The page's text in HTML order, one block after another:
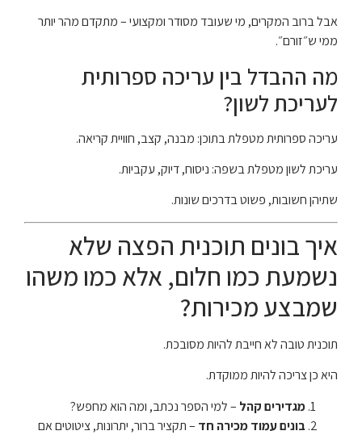
אבל ברוב המקרים, מי שעובד מסודר ומקצועי – מתקדם מהר יותר
ממי ש״זורם״.
מה ההבדל בין עריכה ספרותית
לעריכת לשון?
עריכה ספרותית מטפלת בתוכן: מבנה, קצב, חוויית קריאה.
עריכת לשון מטפלת בשפה: ניסוח, דיוק, עקביות.
שתיהן חשובות, פשוט בדרכים שונות.
איך בונים תוכנית הפצה שלא
נשמעת כמו חלום, אלא כמו משהו
שמבצע מכירות?
תוכנית טובה לא חייבת להיות מסובכת.
היא כן צריכה להיות ממוקדת.
מגדירים קהל – למי הספר נכתב, ומה הוא מחפש?
בונים עמוד מכירה חד – תקציר ברור, יתרונות, ציטוטים אם